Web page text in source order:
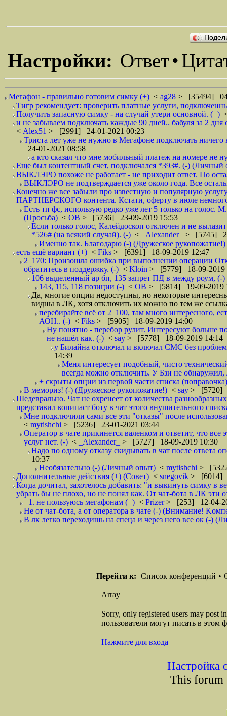
Настройки: Ответ•
Мегафон - правильно готовим симку (+) < ag28 > [35494]
Тигр рекомендует: проверить платные услуги,
Получить запасную симку - на случай утери основной. (+)
и не забываем подключать каждые 90 дней.. бабуля за 2
< Alex51 > [2991] 24-01-2021 00:23
Триста лет уже не нужно в Мегафоне подключать
24-01-2021 08:58
а кто сказал что мне мобильный платеж на номере не
Еще был контентный счет, подключался *393#. (-) (Личный
ВЫКЛЭРО похоже не работает - не приходит ответ. По
ВЫКЛЭРО не подтверждается уже около года. Все
Конечно же все забыли про известную и популярную
ПАРТНЕРСКОГО контента. Кстати, оферту в июле немного
Есть тп фс, использую редко уже лет 5 только на голос.
(Просьба) < ОВ > [5736] 23-09-2019 15:53
Если только голос, Калейдоскоп отключен и не
*526# (на всякий случай). (-) < _Alexander_ > [5745]
Именно так. Благодарю (-) (Дружеское рукопожатие!)
есть ещё вариант (+) < Fiks > [6391] 18-09-2019 12:47
2_170: Произошла ошибка при выполнении операции
обратитесь в поддержку. (-) < Kloin > [5779] 18-09-2019
106 выделенный ар бп, 135 запрет ПД в между роум, (-)
143, 115, 118 позиции (-) < ОВ > [5814] 19-09-2019
Да, многие опции недоступны, но некоторые
видны в ЛК, хотя отключить их можно по тем же
перебирайте всё от 2_100, там много интересного,
АОН.. (-) < Fiks > [5905] 18-09-2019 14:00
Ну понятно - перебор рулит. Интересуют больше
не нашёл как. (-) < say > [5778] 18-09-2019 14:14
у Билайна отключал и включал СМС без
14:39
Меня интересует подобный, чисто
всегда можно отключить. У Бзи не
+ скрыты опции из первой части списка
В мемориз! (-) (Дружеское рукопожатие!) < say > [5720]
Шедеврально. Чат не охренеет от количества
представил копипаст боту в чат этого внушительного
Мне подключили сами все эти "отказы" после
< mytishchi > [5236] 23-01-2021 03:44
Оператор в чате прикинется валенком и ответит, что
услуг нет. (-) < _Alexander_ > [5727] 18-09-2019 10:30
Надо по одному отказу скидывать в чат после ответа
10:37
Необязательно (-) (Личный опыт) < mytishchi >
Дополнительные действия (+) (Совет) < snegovik > [6014]
Когда дочитал, захотелось добавить: "и выкинуть симку
убрать бы не плохо, но не понял как. От чат-бота в ЛК эти
+1. не пользуюсь мегафонам (+) < Prizer> [253] 12-04-
Не от чат-бота, а от оператора в чате (-) (Внимание!
В лк легко переходишь на спеца и через него все ок (-)
Перейти к: Список конференций •
Array
Sorry, only registered users may post
пользователи могут писать в этом
Нажмите для входа
Настройка
This